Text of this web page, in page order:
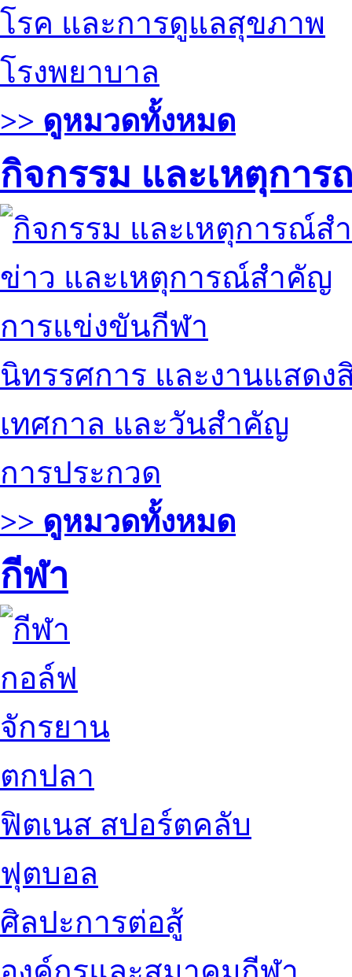
โรค และการดูแลสุขภาพ
โรงพยาบาล
>> ดูหมวดทั้งหมด
กิจกรรม และเหตุกา
ข่าว และเหตุการณ์สำคัญ
การแข่งขันกีฬา
นิทรรศการ และงานแสดง
เทศกาล และวันสำคัญ
การประกวด
>> ดูหมวดทั้งหมด
กีฬา
กอล์ฟ
จักรยาน
ตกปลา
ฟิตเนส สปอร์ตคลับ
ฟุตบอล
ศิลปะการต่อสู้